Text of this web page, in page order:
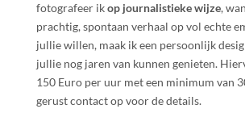
fotografeer ikop journalistieke wijze,
prachtig, spontaan verhaal op vol echte
jullie willen, maak ik een persoonlijk
jullie nog jaren van kunnen genieten.
150 Euro per uur met een minimum van
gerust contact op voor de details.